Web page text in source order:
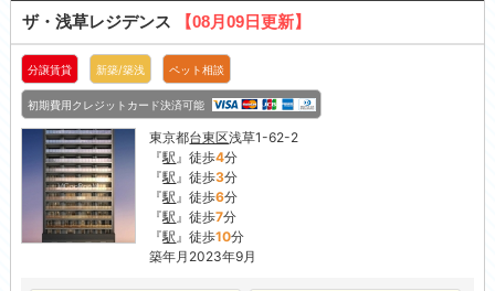
ザ・浅草レジデンス 【08月09日更新】
分譲賃貸 新築/築浅 ペット相談
初期費用クレジットカード決済可能
東京都台東区浅草1-62-2
『駅』徒歩4分
『駅』徒歩3分
『駅』徒歩6分
『駅』徒歩7分
『駅』徒歩10分
築年月2023年9月